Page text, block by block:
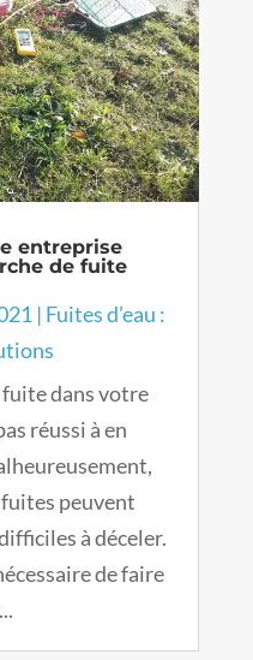
entreprise
de fuite
| Fuites d’eau :
fuite dans votre
réussi à en
peuvent
à déceler.
de faire